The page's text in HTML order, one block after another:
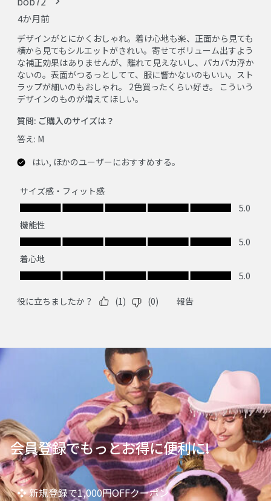
会員登録でもっとお得に便利に!
❖ 新規登録で1,000円OFFクーポン